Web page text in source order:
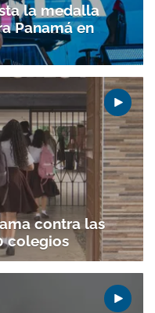
la medalla
Panamá en
contra las
colegios